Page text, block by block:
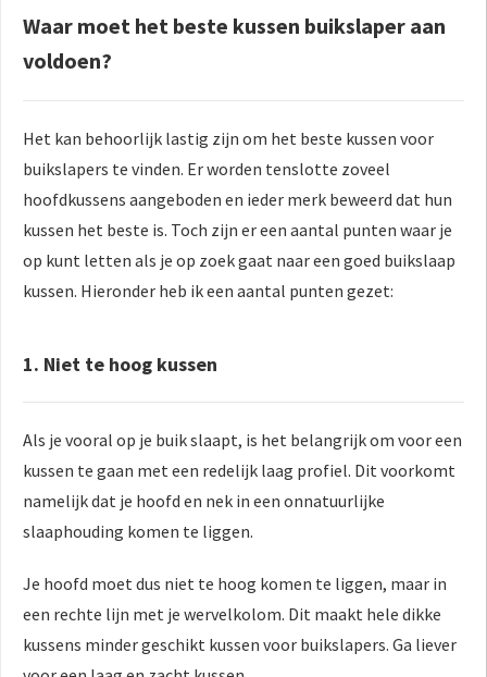
Waar moet het beste kussen buikslaper aan
voldoen?
Het kan behoorlijk lastig zijn om het beste kussen voor
buikslapers te vinden. Er worden tenslotte zoveel
hoofdkussens aangeboden en ieder merk beweerd dat hun
kussen het beste is. Toch zijn er een aantal punten waar je
op kunt letten als je op zoek gaat naar een goed buikslaap
kussen. Hieronder heb ik een aantal punten gezet:
1. Niet te hoog kussen
Als je vooral op je buik slaapt, is het belangrijk om voor een
kussen te gaan met een redelijk laag profiel. Dit voorkomt
namelijk dat je hoofd en nek in een onnatuurlijke
slaaphouding komen te liggen.
Je hoofd moet dus niet te hoog komen te liggen, maar in
een rechte lijn met je wervelkolom. Dit maakt hele dikke
kussens minder geschikt kussen voor buikslapers. Ga liever